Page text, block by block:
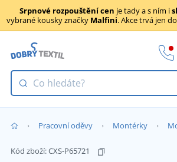
Srpnové rozpouštění cen je tady a s ním i
vybrané kousky značky Malfini. Akce trvá jen
Pracovní oděvy Montérky
Kód zboží:CXS-P65721